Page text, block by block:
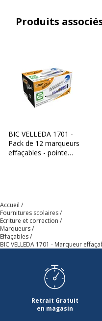
Produits
BIC VELLEDA 1701 -
Pack de 12 marqueurs
effaçables - pointe
Accueil
Fournitures scolaires
Ecriture et correction
Marqueurs
Effaçables
BIC VELLEDA 1701 - Marqueur
Retrait Gratuit
en magasin